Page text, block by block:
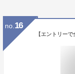
no. 16